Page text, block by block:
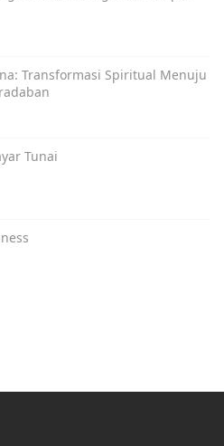
Transformasi Spiritual Menuju
Tunai